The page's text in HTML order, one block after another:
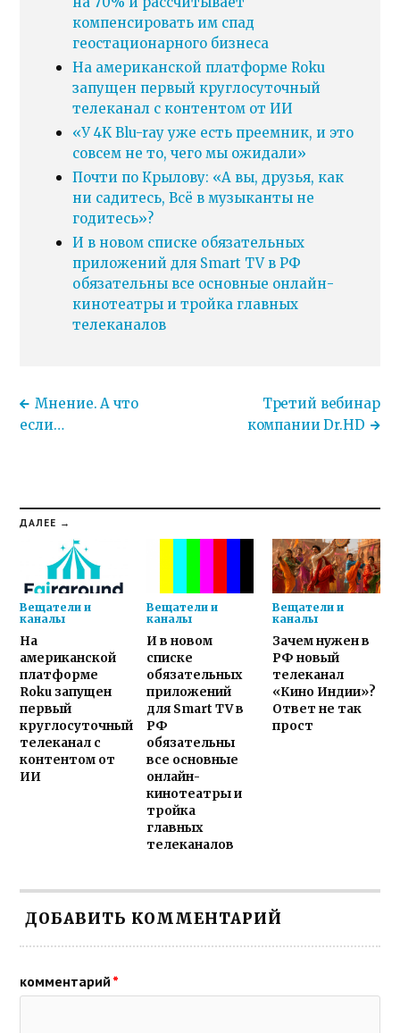
компенсировать им спад
геостационарного бизнеса
На американской платформе Roku
запущен первый круглосуточный
телеканал с контентом от ИИ
«У 4K Blu-ray уже есть преемник, и это
совсем не то, чего мы ожидали»
Почти по Крылову: «А вы, друзья, как
ни садитесь, Всё в музыканты не
годитесь»?
И в новом списке обязательных
приложений для Smart TV в РФ
обязательны все основные онлайн-
кинотеатры и тройка главных
телеканалов
Мнение. А что
если…
Третий вебинар
компании Dr.HD
ДАЛЕЕ →
Вещатели и
каналы
На
американской
платформе
Roku запущен
первый
круглосуточный
телеканал с
контентом от
ИИ
Вещатели и
каналы
И в новом
списке
обязательных
приложений
для Smart TV в
РФ
обязательны
все основные
онлайн-
кинотеатры и
тройка
главных
телеканалов
Вещатели и
каналы
Зачем нужен в
РФ новый
телеканал
«Кино Индии»?
Ответ не так
прост
ДОБАВИТЬ КОММЕНТАРИЙ
комментарий *